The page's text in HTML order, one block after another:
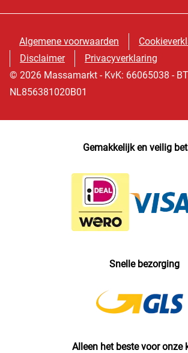
Algemene voorwaarden
Disclaimer
Privacyverklaring
© 2026 Massamarkt - KvK: 66065038 -
NL856381020B01
Gemakkelijk en veilig
Snelle bezorging
Alleen het beste voor onze